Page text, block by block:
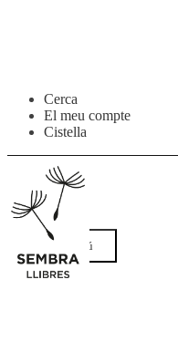
Salta
navegació
contingut
Cerca
El meu compte
Cistella
Menú